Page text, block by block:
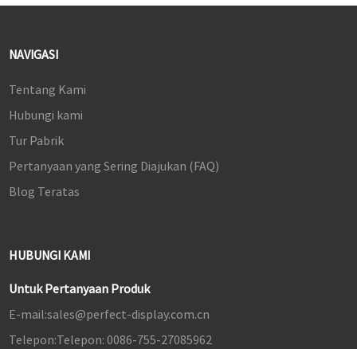
NAVIGASI
Tentang Kami
Hubungi kami
Tur Pabrik
Pertanyaan yang Sering Diajukan (FAQ)
Blog Teratas
HUBUNGI KAMI
Untuk Pertanyaan Produk
E-mail:sales@perfect-display.com.cn
Telepon:Telepon: 0086-755-27085962